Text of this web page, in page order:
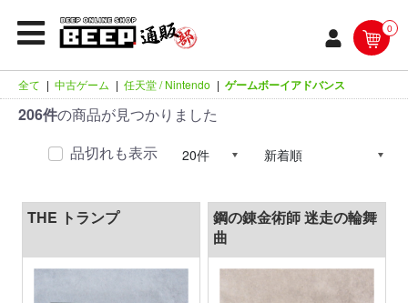
0
全て | 中古ゲーム | 任天堂 / Nintendo | ゲームボーイアドバンス
206件の商品が見つかりました
品切れも表示
THE トランプ
鋼の錬金術師 迷走の輪舞
曲